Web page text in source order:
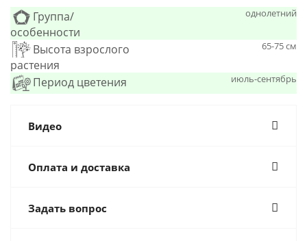
Группа/
особенности
однолетний
Высота взрослого
растения
65-75 см
Период цветения июль-сентябрь
Видео
Оплата и доставка
Задать вопрос